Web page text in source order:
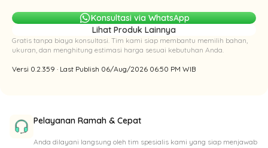
Konsultasi via WhatsApp
Lihat Produk Lainnya
Gratis tanpa biaya konsultasi. Tim kami siap membantu memilih bahan,
ukuran, dan menghitung estimasi harga sesuai kebutuhan Anda.
Versi 0.2.359 · Last Publish 06/Aug/2026 06:50 PM WIB
Pelayanan Ramah & Cepat
Anda dilayani langsung oleh tim spesialis kami yang siap menjawab